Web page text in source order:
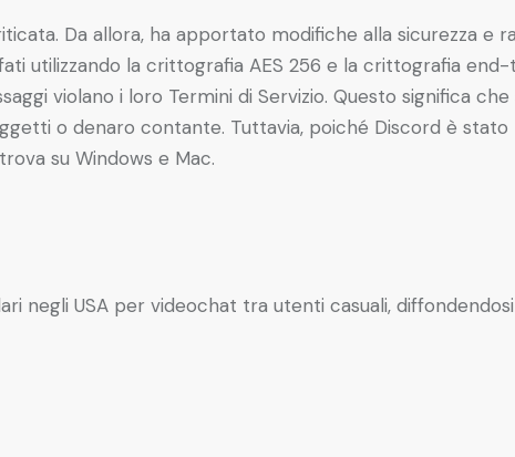
Da allora, ha apportato modifiche alla sicurezza e
utilizzando la crittografia AES 256 e la crittografia end-
violano i loro Termini di Servizio. Questo significa che
o denaro contante. Tuttavia, poiché Discord è stato
su Windows e Mac.
negli USA per videochat tra utenti casuali,